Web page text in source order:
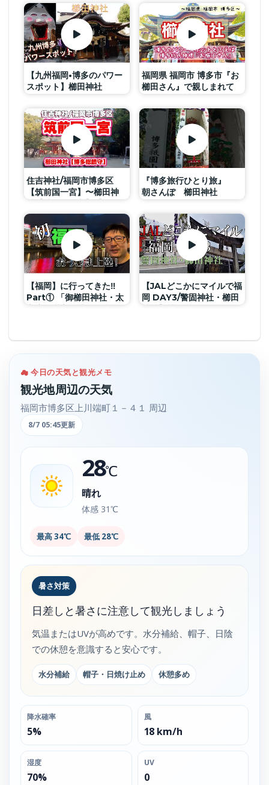
Parks［vlog］ 光スポット
【九州福岡•博多のパワー
スポット】櫛田神社
福岡県 福岡市 博多市『お
櫛田さん』で親しまれて
スポット巡り エネルギー
チャージして下さい⛩☀️
住吉神社/福岡市博多区
【筑前国一宮】〜櫛田神
VLOG/4K】住吉三神,三
大住吉,黒田長政,博多祇園
山笠,重要無形民俗文化財,
豊臣秀吉
『博多旅行ひとり旅』
朝さんぽ 櫛田神社
【福岡】に行ってきた‼︎
Part① 「御櫛田神社・太
【JALどこかにマイルで福
岡 DAY3/警固神社・櫛田
分楽しめることができま
した。
☁ 今日の天気と観光メモ
観光地周辺の天気
福岡市博多区上川端町１－４１ 周辺
8/7 05:45更新
28℃
晴れ
体感 31℃
最高 34℃ 最低 28℃
暑さ対策
日差しと暑さに注意して観光しましょう
気温またはUVが高めです。水分補給、帽子、日陰
での休憩を意識すると安心です。
水分補給 帽子・日焼け止め 休憩多め
降水確率
5%
風
18 km/h
湿度
70%
UV
0